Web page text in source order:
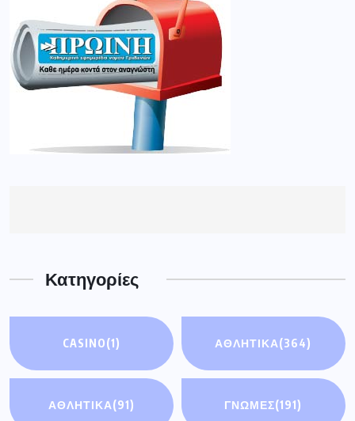
Κατηγορίες
CASINO(1) ΑΘΛΗΤΙΚΑ(364)
ΑΘΛΗΤΙΚΆ(91) ΓΝΩΜΕΣ(191)